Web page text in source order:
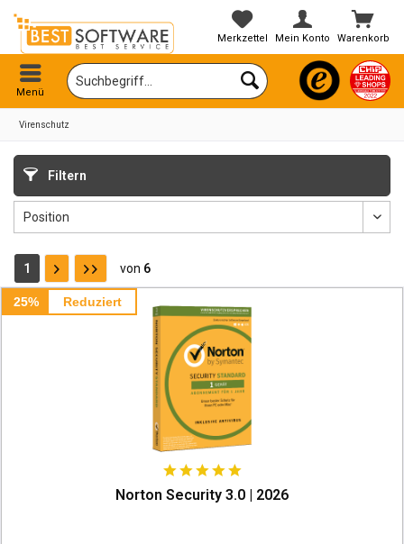
Warenkorb
Merkzettel Mein Konto
Menü
Virenschutz
Filtern
1 von 6
25% Reduziert
Norton Security 3.0 | 2026